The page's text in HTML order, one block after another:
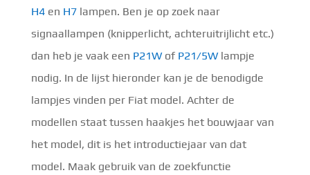
H4en H7lampen. Ben je op zoek naar
signaallampen (knipperlicht, achteruitrijlicht etc.)
dan heb je vaak een P21Wof P21/5Wlampje
nodig. In de lijst hieronder kan je de benodigde
lampjes vinden per Fiat model. Achter de
modellen staat tussen haakjes het bouwjaar van
het model, dit is het introductiejaar van dat
model. Maak gebruik van de zoekfunctie